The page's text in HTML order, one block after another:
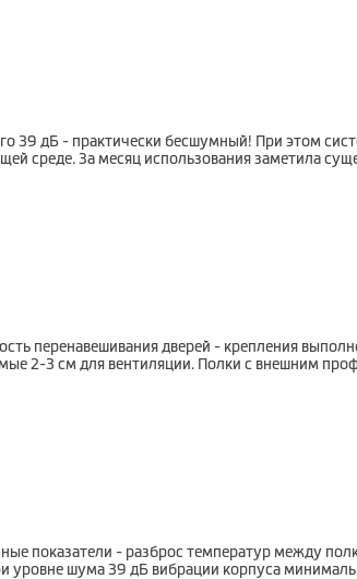
39 дБ - практически бесшумный! При этом
среде. За месяц использования заметила
перенавешивания дверей - крепления
2-3 см для вентиляции. Полки с внешним
показатели - разброс температур между
уровне шума 39 дБ вибрации корпуса